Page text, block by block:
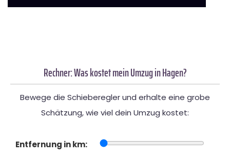
Rechner: Was kostet mein Umzug in Hagen?
Bewege die Schieberegler und erhalte eine grobe
Schätzung, wie viel dein Umzug kostet:
Entfernung in km: